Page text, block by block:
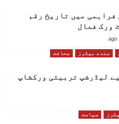
میں تاریخ رقم
ورک فعال
سندھ میٹرز صحافت
لیڈرشپ تربیتی ورکشاپ
سیاست